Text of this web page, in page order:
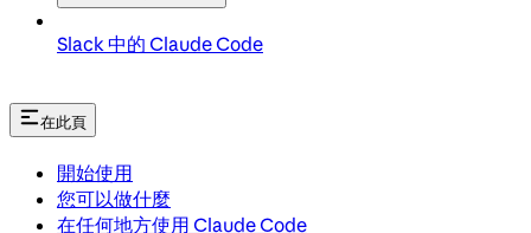
Slack 中的 Claude Code
在此頁
開始使用
您可以做什麼
在任何地方使用 Claude Code